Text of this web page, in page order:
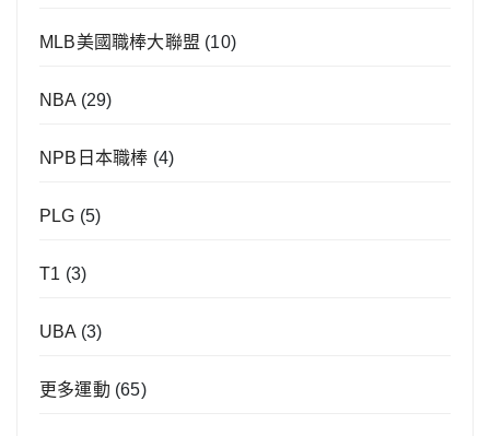
MLB美國職棒大聯盟 (10)
NBA (29)
NPB日本職棒 (4)
PLG (5)
T1 (3)
UBA (3)
更多運動 (65)